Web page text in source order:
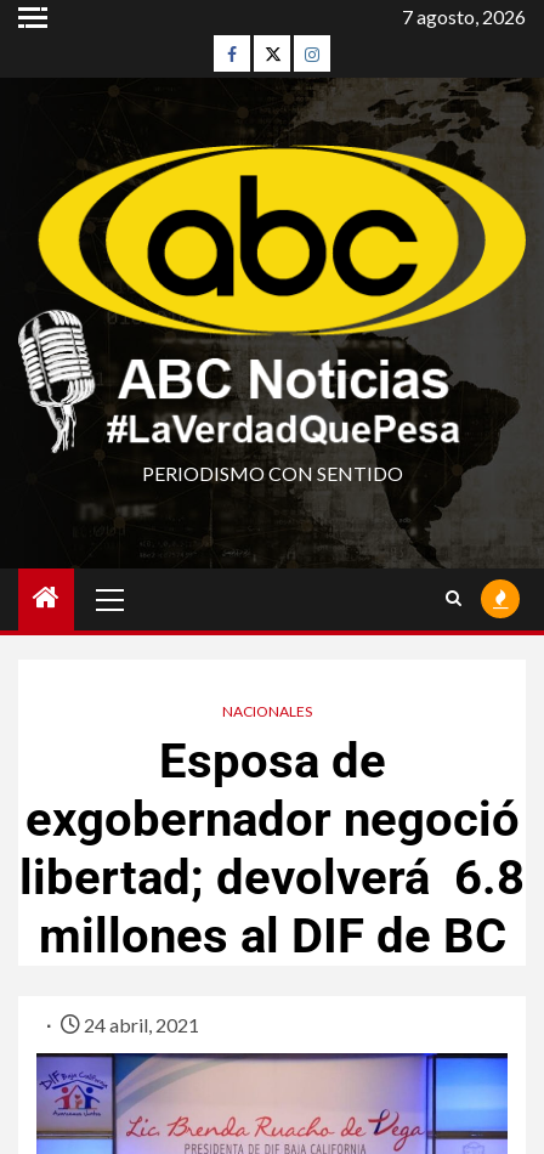
7 agosto, 2026
PERIODISMO CON SENTIDO
NACIONALES
Esposa de
exgobernador negoció
libertad; devolverá 6.8
millones al DIF de BC
24 abril, 2021